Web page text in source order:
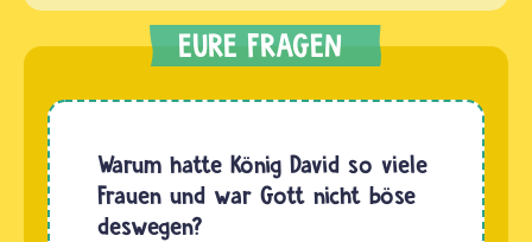
Warum hatte König David so viele
Frauen und war Gott nicht böse
deswegen?